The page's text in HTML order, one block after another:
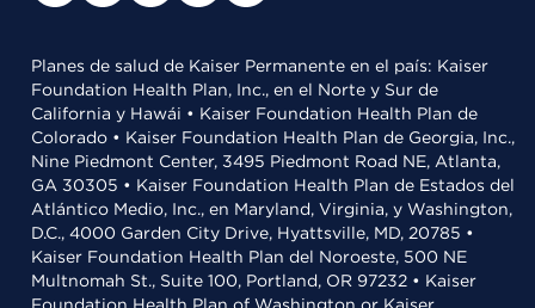
Planes de salud de Kaiser Permanente en el país: Kaiser
Foundation Health Plan, Inc., en el Norte y Sur de
California y Hawái • Kaiser Foundation Health Plan de
Colorado • Kaiser Foundation Health Plan de Georgia, Inc.,
Nine Piedmont Center, 3495 Piedmont Road NE, Atlanta,
GA 30305 • Kaiser Foundation Health Plan de Estados del
Atlántico Medio, Inc., en Maryland, Virginia, y Washington,
D.C., 4000 Garden City Drive, Hyattsville, MD, 20785 •
Kaiser Foundation Health Plan del Noroeste, 500 NE
Multnomah St., Suite 100, Portland, OR 97232 • Kaiser